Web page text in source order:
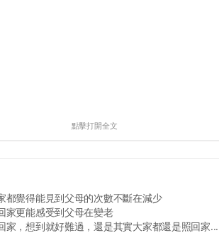
點擊打開全文
都覺得能見到父母的次數不斷在減少
家更能感受到父母在變老
家，想到就好難過，還是其實大家都還是照回家...